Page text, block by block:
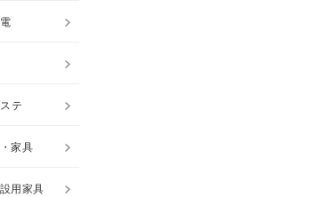
テ
家具
用家具